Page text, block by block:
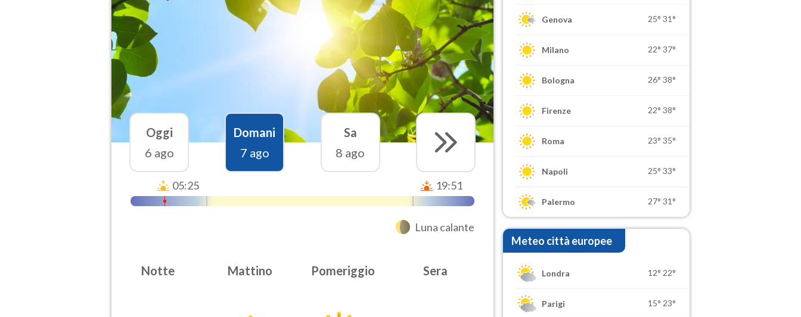
Oggi
6 ago
Domani
7 ago
Sa
8 ago
05:25 19:51
Luna calante
Notte Mattino Pomeriggio Sera
Genova 25° 31°
Milano 22° 37°
Bologna 26° 38°
Firenze 22° 38°
Roma 23° 35°
Napoli 25° 33°
Palermo 27° 31°
Meteo città europee
Londra 12° 22°
Parigi 15° 23°